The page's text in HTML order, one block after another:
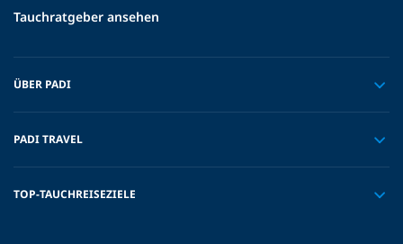
Tauchratgeber ansehen
ÜBER PADI
PADI TRAVEL
TOP-TAUCHREISEZIELE